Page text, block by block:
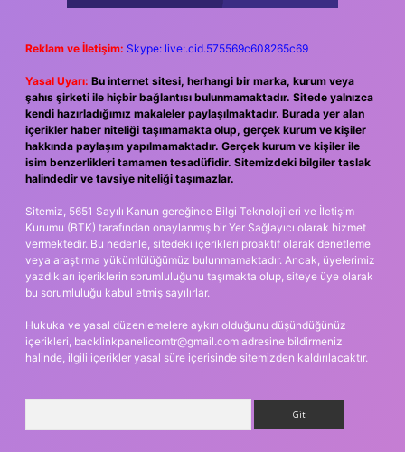
Reklam ve İletişim: Skype: live:.cid.575569c608265c69
Yasal Uyarı: Bu internet sitesi, herhangi bir marka, kurum veya
şahıs şirketi ile hiçbir bağlantısı bulunmamaktadır. Sitede yalnızca
kendi hazırladığımız makaleler paylaşılmaktadır. Burada yer alan
içerikler haber niteliği taşımamakta olup, gerçek kurum ve kişiler
hakkında paylaşım yapılmamaktadır. Gerçek kurum ve kişiler ile
isim benzerlikleri tamamen tesadüfidir. Sitemizdeki bilgiler taslak
halindedir ve tavsiye niteliği taşımazlar.
Sitemiz, 5651 Sayılı Kanun gereğince Bilgi Teknolojileri ve İletişim
Kurumu (BTK) tarafından onaylanmış bir Yer Sağlayıcı olarak hizmet
vermektedir. Bu nedenle, sitedeki içerikleri proaktif olarak denetleme
veya araştırma yükümlülüğümüz bulunmamaktadır. Ancak, üyelerimiz
yazdıkları içeriklerin sorumluluğunu taşımakta olup, siteye üye olarak
bu sorumluluğu kabul etmiş sayılırlar.
Hukuka ve yasal düzenlemelere aykırı olduğunu düşündüğünüz
içerikleri, backlinkpanelicomtr@gmail.com adresine bildirmeniz
halinde, ilgili içerikler yasal süre içerisinde sitemizden kaldırılacaktır.